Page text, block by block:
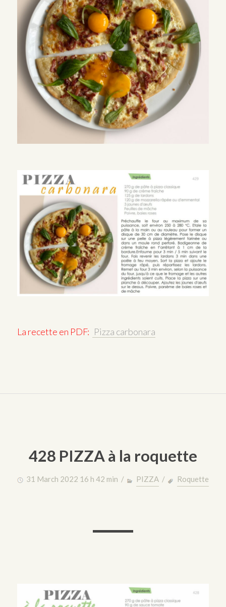
La recette en PDF: Pizza carbonara
428 PIZZA à la roquette
31 March 2022 16 h 42 min / PIZZA / Roquette